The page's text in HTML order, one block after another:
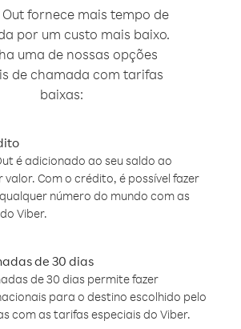
Out fornece mais tempo de
por um custo mais baixo.
uma de nossas opções
de chamada com tarifas
baixas:
é adicionado ao seu saldo ao
Com o crédito, é possível fazer
número do mundo com as
Viber.
de 30 dias
de 30 dias permite fazer
para o destino escolhido pelo
com as tarifas especiais do Viber.